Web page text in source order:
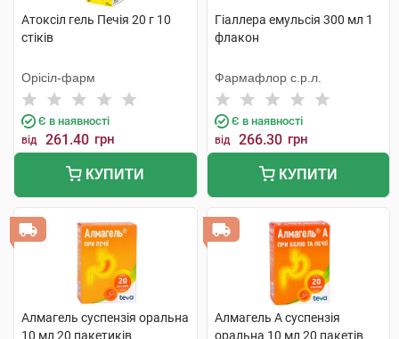
Атоксіл гель Печія 20 г 10
стіків
Орісіл-фарм
Є в наявності
від 261.40 грн
КУПИТИ
Гіаллера емульсія 300 мл 1
флакон
Фармафлор с.р.л.
Є в наявності
від 266.30 грн
КУПИТИ
Алмагель суспензія оральна
10 мл 20 пакетиків
Алмагель А суспензія
оральна 10 мл 20 пакетів